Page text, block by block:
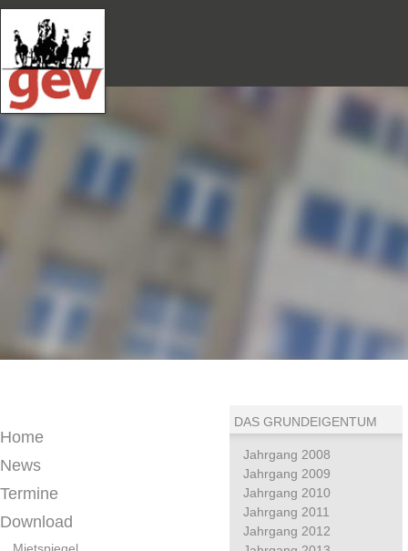
Home
News
Termine
Download
DAS GRUNDEIGENTUM
Jahrgang 2008
Jahrgang 2009
Jahrgang 2010
Jahrgang 2011
Jahrgang 2012